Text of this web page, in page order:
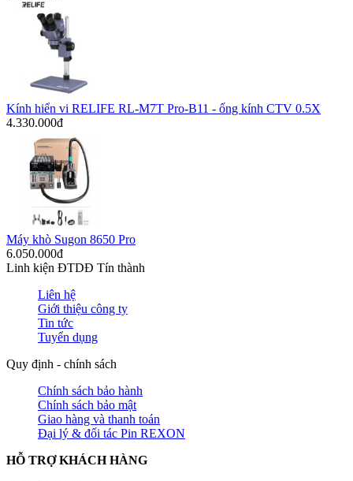
Kính hiển vi RELIFE RL-M7T Pro-B11 - ống kính CTV 0.5X
4.330.000đ
Máy khò Sugon 8650 Pro
6.050.000đ
Linh kiện ĐTDĐ Tín thành
Liên hệ
Giới thiệu công ty
Tin tức
Tuyển dụng
Quy định - chính sách
Chính sách bảo hành
Chính sách bảo mật
Giao hàng và thanh toán
Đại lý & đối tác Pin REXON
HỖ TRỢ KHÁCH HÀNG